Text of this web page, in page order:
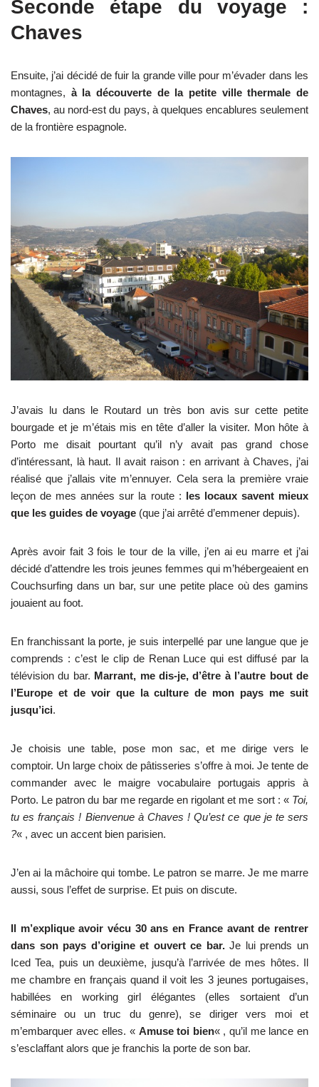
Seconde étape du voyage :
Chaves
Ensuite, j’ai décidé de fuir la grande ville pour m’évader dans les
montagnes, à la découverte de la petite ville thermale de
Chaves, au nord-est du pays, à quelques encablures seulement
de la frontière espagnole.
J’avais lu dans le Routard un très bon avis sur cette petite
bourgade et je m’étais mis en tête d’aller la visiter. Mon hôte à
Porto me disait pourtant qu’il n’y avait pas grand chose
d’intéressant, là haut. Il avait raison : en arrivant à Chaves, j’ai
réalisé que j’allais vite m’ennuyer. Cela sera la première vraie
leçon de mes années sur la route : les locaux savent mieux
que les guides de voyage (que j’ai arrêté d’emmener depuis).
Après avoir fait 3 fois le tour de la ville, j’en ai eu marre et j’ai
décidé d’attendre les trois jeunes femmes qui m’hébergeaient en
Couchsurfing dans un bar, sur une petite place où des gamins
jouaient au foot.
En franchissant la porte, je suis interpellé par une langue que je
comprends : c’est le clip de Renan Luce qui est diffusé par la
télévision du bar. Marrant, me dis-je, d’être à l’autre bout de
l’Europe et de voir que la culture de mon pays me suit
jusqu’ici.
Je choisis une table, pose mon sac, et me dirige vers le
comptoir. Un large choix de pâtisseries s’offre à moi. Je tente de
commander avec le maigre vocabulaire portugais appris à
Porto. Le patron du bar me regarde en rigolant et me sort : « Toi,
tu es français ! Bienvenue à Chaves ! Qu’est ce que je te sers
?« , avec un accent bien parisien.
J’en ai la mâchoire qui tombe. Le patron se marre. Je me marre
aussi, sous l’effet de surprise. Et puis on discute.
Il m’explique avoir vécu 30 ans en France avant de rentrer
dans son pays d’origine et ouvert ce bar.Je lui prends un
Iced Tea, puis un deuxième, jusqu’à l’arrivée de mes hôtes. Il
me chambre en français quand il voit les 3 jeunes portugaises,
habillées en working girl élégantes (elles sortaient d’un
séminaire ou un truc du genre), se diriger vers moi et
m’embarquer avec elles. « Amuse toi bien« , qu’il me lance en
s’esclaffant alors que je franchis la porte de son bar.